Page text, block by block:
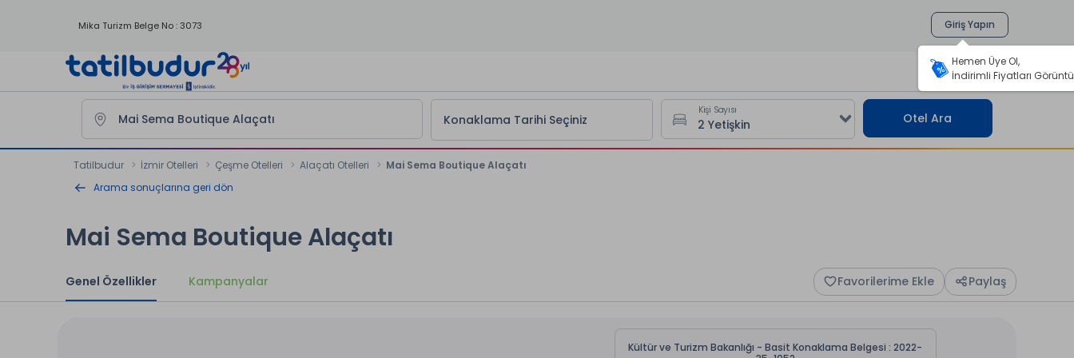
Mika Turizm Belge No : 3073 Giriş Yapın
Konaklama Tarihi Seçiniz
Kişi Sayısı
Otel Ara
Tatilbudur İzmir Otelleri Çeşme Otelleri Alaçatı Otelleri
Mai Sema Boutique Alaçatı
Arama sonuçlarına geri dön
Mai Sema Boutique Alaçatı
Genel Özellikler Kampanyalar Favorilerime Ekle Paylaş
Kültür ve Turizm Bakanlığı - Basit Konaklama Belgesi : 2022-
Hemen Üye Ol,
İndirimli Fiyatları